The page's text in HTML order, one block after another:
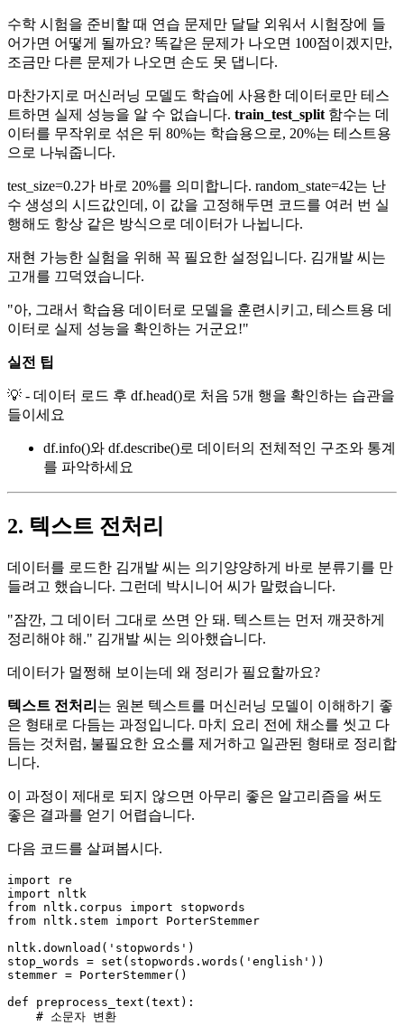
수학 시험을 준비할 때 연습 문제만 달달 외워서 시험장에 들
어가면 어떻게 될까요? 똑같은 문제가 나오면 100점이겠지만,
조금만 다른 문제가 나오면 손도 못 댑니다.
마찬가지로 머신러닝 모델도 학습에 사용한 데이터로만 테스
트하면 실제 성능을 알 수 없습니다. train_test_split 함수는 데
이터를 무작위로 섞은 뒤 80%는 학습용으로, 20%는 테스트용
으로 나눠줍니다.
test_size=0.2가 바로 20%를 의미합니다. random_state=42는 난
수 생성의 시드값인데, 이 값을 고정해두면 코드를 여러 번 실
행해도 항상 같은 방식으로 데이터가 나뉩니다.
재현 가능한 실험을 위해 꼭 필요한 설정입니다. 김개발 씨는
고개를 끄덕였습니다.
"아, 그래서 학습용 데이터로 모델을 훈련시키고, 테스트용 데
이터로 실제 성능을 확인하는 거군요!"
실전 팁
💡 - 데이터 로드 후 df.head()로 처음 5개 행을 확인하는 습관을
들이세요
df.info()와 df.describe()로 데이터의 전체적인 구조와 통계
를 파악하세요
2. 텍스트 전처리
데이터를 로드한 김개발 씨는 의기양양하게 바로 분류기를 만
들려고 했습니다. 그런데 박시니어 씨가 말렸습니다.
"잠깐, 그 데이터 그대로 쓰면 안 돼. 텍스트는 먼저 깨끗하게
정리해야 해." 김개발 씨는 의아했습니다.
데이터가 멀쩡해 보이는데 왜 정리가 필요할까요?
텍스트 전처리 는 원본 텍스트를 머신러닝 모델이 이해하기 좋
은 형태로 다듬는 과정입니다. 마치 요리 전에 채소를 씻고 다
듬는 것처럼, 불필요한 요소를 제거하고 일관된 형태로 정리합
니다.
이 과정이 제대로 되지 않으면 아무리 좋은 알고리즘을 써도
좋은 결과를 얻기 어렵습니다.
다음 코드를 살펴봅시다.
import
import
from nltk.corpus import
from nltk.stem import PorterStemmer
nltk.download( 'stopwords' )
stop_words = set (stopwords.words( 'english' ))
stemmer = PorterStemmer()
def
preprocess_text ( text ):
# 소문자 변환